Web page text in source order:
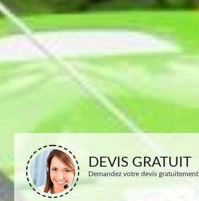
DEVIS GRATUIT
Demandez votre devis gratuitement